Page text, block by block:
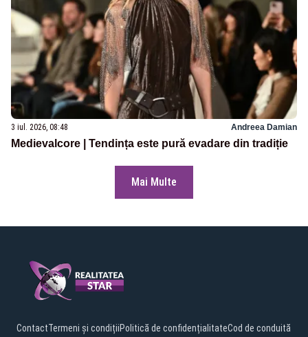
3 iul. 2026, 08:48 Andreea Damian
Medievalcore | Tendința este pură evadare din tradiție
Mai Multe
ContactTermeni și condițiiPolitică de confidențialitateCod de conduită